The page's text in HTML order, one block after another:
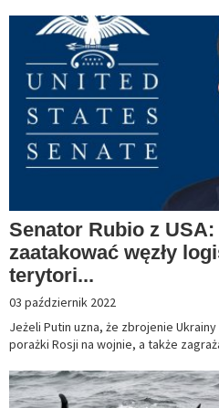
Senator Rubio z
zaatakować węzły
terytori...
03 październik 2022
Jeżeli Putin uzna, że zbrojenie
porażki Rosji na wojnie, a także